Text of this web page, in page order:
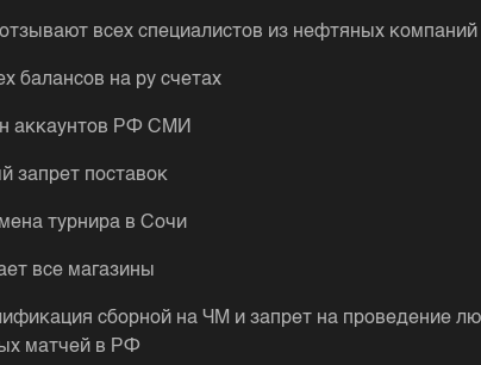
всех специалистов из нефтяных
балансов на ру счетах
аккаунтов РФ СМИ
запрет поставок
турнира в Сочи
все магазины
сборной на ЧМ и запрет на проведение
матчей в РФ